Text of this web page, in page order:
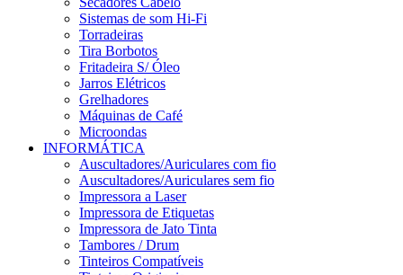
Sistemas de som Hi-Fi
Torradeiras
Tira Borbotos
Fritadeira S/ Óleo
Jarros Elétricos
Grelhadores
Máquinas de Café
Microondas
INFORMÁTICA
Auscultadores/Auriculares com fio
Auscultadores/Auriculares sem fio
Impressora a Laser
Impressora de Etiquetas
Impressora de Jato Tinta
Tambores / Drum
Tinteiros Compatíveis